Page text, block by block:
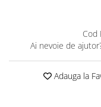
Boxe de centru
Boxe exterior
Boxe tavan
Cod
Ai nevoie de
Adauga la